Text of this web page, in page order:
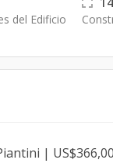
del Edificio
|